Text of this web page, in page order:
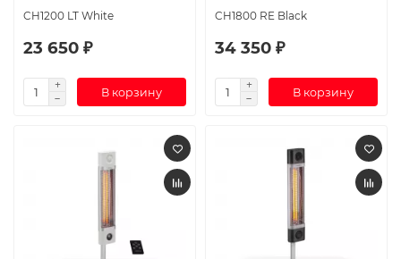
CH1200 LT White
23 650 ₽
В корзину
CH1800 RE Black
34 350 ₽
В корзину